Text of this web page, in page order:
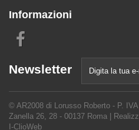
Informazioni
© AR2008 di Lorusso Roberto - P.
Zanella 26, 28 - 00137 Roma |
I-ClioWeb
Newsletter